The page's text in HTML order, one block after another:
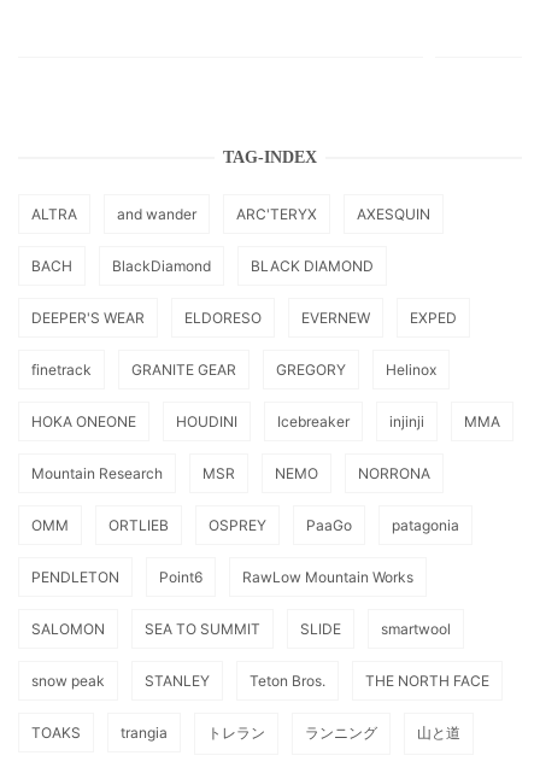
TAG-INDEX
ALTRA and wander ARC'TERYX AXESQUIN
BACH BlackDiamond BLACK DIAMOND
DEEPER'S WEAR ELDORESO EVERNEW EXPED
finetrack GRANITE GEAR GREGORY Helinox
HOKA ONEONE HOUDINI Icebreaker injinji MMA
Mountain Research MSR NEMO NORRONA
OMM ORTLIEB OSPREY PaaGo patagonia
PENDLETON Point6 RawLow Mountain Works
SALOMON SEA TO SUMMIT SLIDE smartwool
snow peak STANLEY Teton Bros. THE NORTH FACE
TOAKS trangia トレラン ランニング 山と道